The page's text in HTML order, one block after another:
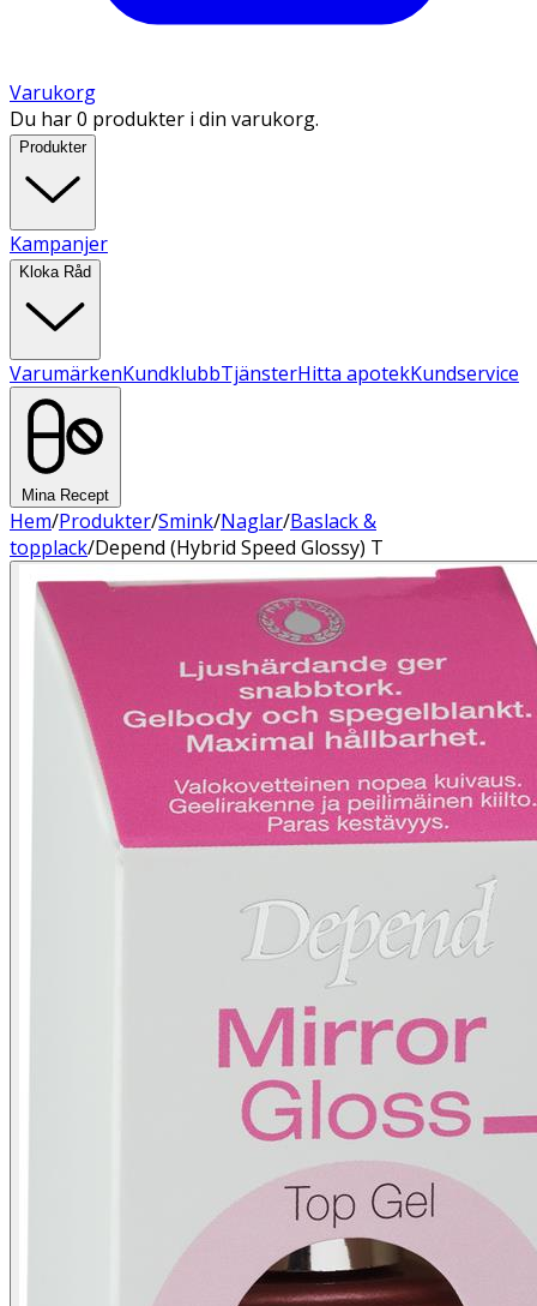
Varukorg
Du har 0 produkter i din varukorg.
Produkter
Kampanjer
Kloka Råd
VarumärkenKundklubbTjänsterHitta apotekKundservice
Mina Recept
Hem/Produkter/Smink/Naglar/Baslack &
topplack/Depend (Hybrid Speed Glossy) T